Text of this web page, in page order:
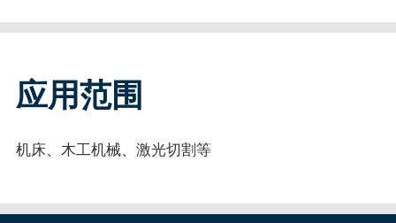
应用范围
机床、木工机械、激光切割等